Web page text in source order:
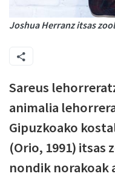
Joshua Herranz itsas
Sareus
animalia
Gipuzkoako
(Orio, 1991)
nondik norakoak